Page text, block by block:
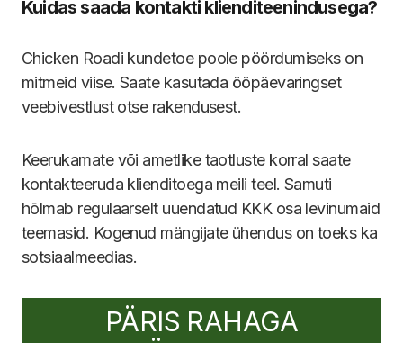
Kuidas saada kontakti klienditeenindusega?
Chicken Roadi kundetoe poole pöördumiseks on
mitmeid viise. Saate kasutada ööpäevaringset
veebivestlust otse rakendusest.
Keerukamate või ametlike taotluste korral saate
kontakteeruda klienditoega meili teel. Samuti
hõlmab regulaarselt uuendatud KKK osa levinumaid
teemasid. Kogenud mängijate ühendus on toeks ka
sotsiaalmeedias.
PÄRIS RAHAGA